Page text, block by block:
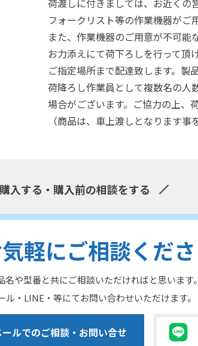
荷渡しに付きましては、お近くの
フォークリスト等の作業機器がご
また、作業機器のご用意が不可能
お力添えにて荷下ろしを行って頂
ご指定場所まで配達致します。製
荷降ろし作業員として複数名の人
場合がございます。ご協力の上、
（商品は、車上渡しとなります事
入する・購入前の相談をする
軽にご相談くださ
や型番と共にご相談いただければと思います。
ル・LINE・等にてお問い合わせいただけます。
ールでのご相談 ・お問い合せ